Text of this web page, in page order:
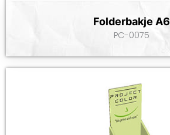
Folderbakje A6
PC-0075